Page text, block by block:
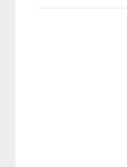
50 Paljastus-
Korttien